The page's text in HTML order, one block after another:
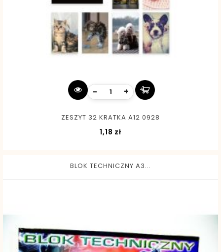
- +
ZESZYT 32 KRATKA A12 0928
1,18 zł
BLOK TECHNICZNY A3...